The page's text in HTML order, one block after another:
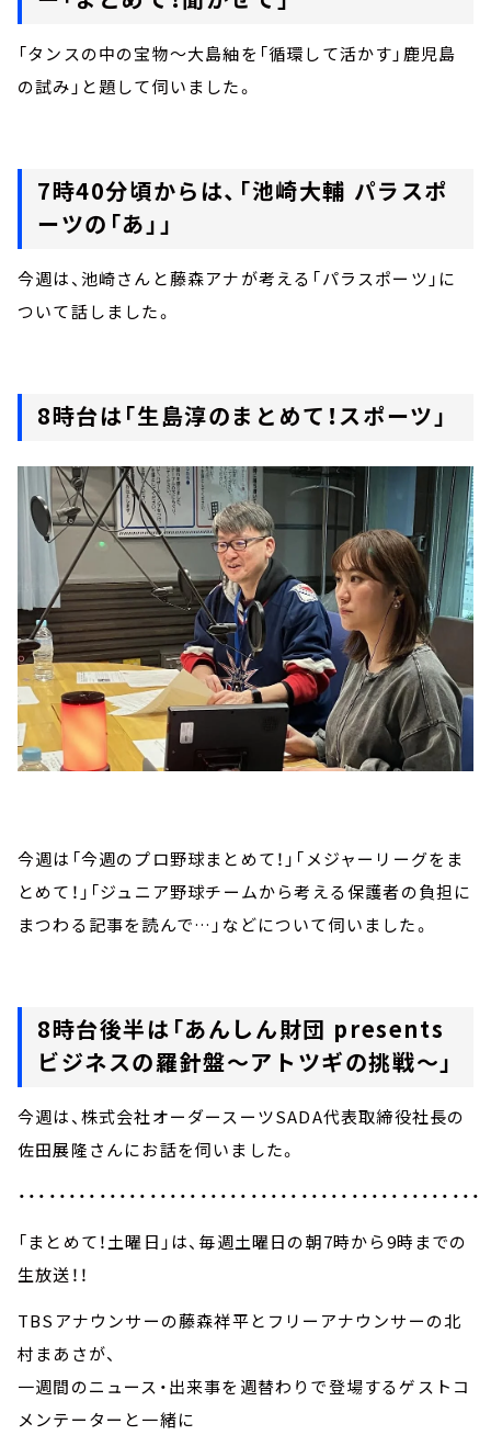
「タンスの中の宝物～大島紬を「循環して活かす」鹿児島
の試み」と題して伺いました。
7時40分頃からは、「池崎大輔 パラスポ
ーツの「あ」」
今週は、池崎さんと藤森アナが考える「パラスポーツ」に
ついて話しました。
8時台は「生島淳のまとめて！スポーツ」
今週は「今週のプロ野球まとめて！」「メジャーリーグをま
とめて！」「ジュニア野球チームから考える保護者の負担に
まつわる記事を読んで…」などについて伺いました。
8時台後半は「あんしん財団 presents
ビジネスの羅針盤～アトツギの挑戦～」
今週は、株式会社オーダースーツSADA代表取締役社長の
佐田展隆さんにお話を伺いました。
・・・・・・・・・・・・・・・・・・・・・・・・・・・・・・・・・・・・・・・・・・・・・・
「まとめて！土曜日」は、毎週土曜日の朝7時から9時までの
生放送！！
TBSアナウンサーの藤森祥平とフリーアナウンサーの北
村まあさが、
一週間のニュース・出来事を週替わりで登場するゲストコ
メンテーターと一緒に